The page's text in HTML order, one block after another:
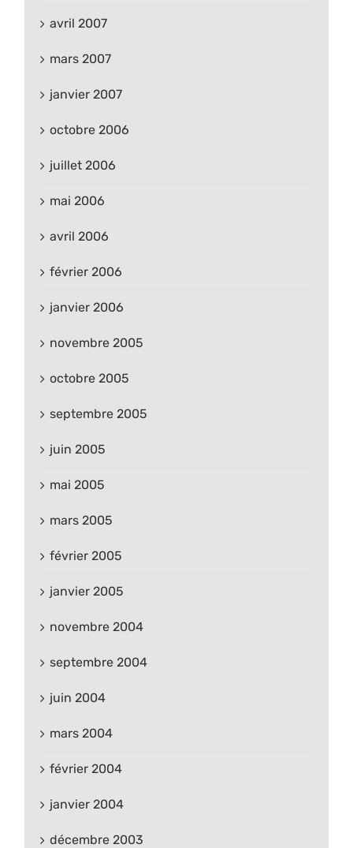
avril 2007
mars 2007
janvier 2007
octobre 2006
juillet 2006
mai 2006
avril 2006
février 2006
janvier 2006
novembre 2005
octobre 2005
septembre 2005
juin 2005
mai 2005
mars 2005
février 2005
janvier 2005
novembre 2004
septembre 2004
juin 2004
mars 2004
février 2004
janvier 2004
décembre 2003